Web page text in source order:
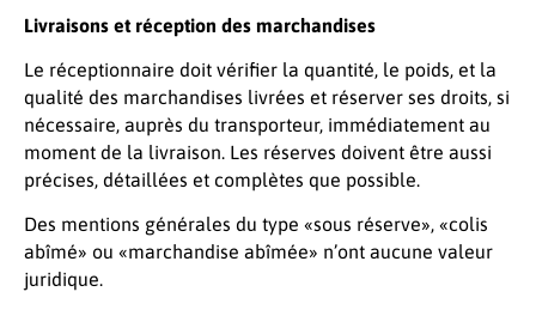
Livraisons et réception des marchandises
Le réceptionnaire doit vérifier la quantité, le poids, et la
qualité des marchandises livrées et réserver ses droits, si
nécessaire, auprès du transporteur, immédiatement au
moment de la livraison. Les réserves doivent être aussi
précises, détaillées et complètes que possible.
Des mentions générales du type «sous réserve», «colis
abîmé» ou «marchandise abîmée» n’ont aucune valeur
juridique.